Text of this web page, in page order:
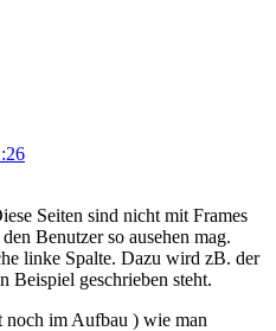
Seiten sind nicht mit Frames
Benutzer so ausehen mag.
linke Spalte. Dazu wird zB. der
Beispiel geschrieben steht.
im Aufbau ) wie man